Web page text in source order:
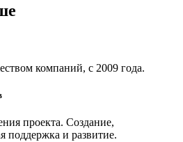
компаний, с 2009 года.
проекта. Создание,
поддержка и развитие.